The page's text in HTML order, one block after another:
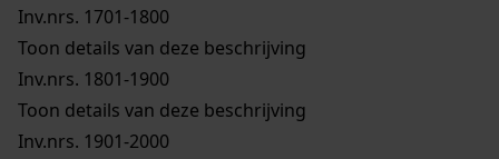
Inv.nrs. 1701-1800
Toon details van deze beschrijving
Inv.nrs. 1801-1900
Toon details van deze beschrijving
Inv.nrs. 1901-2000